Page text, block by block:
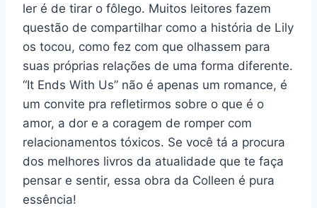
ler é de tirar o fôlego. Muitos leitores fazem
questão de compartilhar como a história de Lily
os tocou, como fez com que olhassem para
suas próprias relações de uma forma diferente.
“It Ends With Us” não é apenas um romance, é
um convite pra refletirmos sobre o que é o
amor, a dor e a coragem de romper com
relacionamentos tóxicos. Se você tá a procura
dos melhores livros da atualidade que te faça
pensar e sentir, essa obra da Colleen é pura
essência!